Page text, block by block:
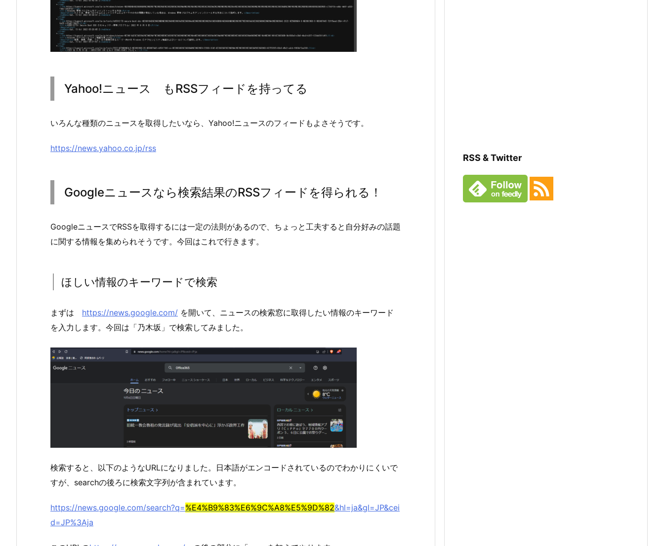
Yahoo!ニュース もRSSフィードを持ってる
いろんな種類のニュースを取得したいなら、Yahoo!ニュースのフィードもよさそうです。
https://news.yahoo.co.jp/rss
Googleニュースなら検索結果のRSSフィードを得られる！
GoogleニュースでRSSを取得するには一定の法則があるので、ちょっと工夫すると自分好みの話題
に関する情報を集められそうです。今回はこれで行きます。
ほしい情報のキーワードで検索
まずは https://news.google.com/ を開いて、ニュースの検索窓に取得したい情報のキーワード
を入力します。今回は「乃木坂」で検索してみました。
検索すると、以下のようなURLになりました。日本語がエンコードされているのでわかりにくいで
すが、searchの後ろに検索文字列が含まれています。
https://news.google.com/search?q=%E4%B9%83%E6%9C%A8%E5%9D%82&hl=ja&gl=JP&cei
d=JP%3Aja
RSS & Twitter